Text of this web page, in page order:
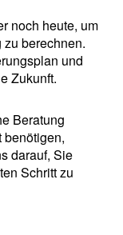
noch heute, um
berechnen.
und
Zukunft.
Beratung
darauf, Sie
Schritt zu